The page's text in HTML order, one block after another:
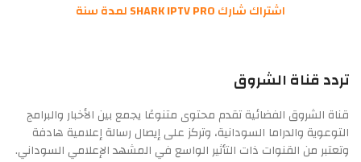
اشتراك شارك SHARK IPTV PRO لمدة سنة
تردد قناة الشروق
قناة الشروق الفضائية تقدم محتوى متنوعًا يجمع بين الأخبار والبرامج
التوعوية والدراما السودانية، وتركز على إيصال رسالة إعلامية هادفة
وتعتبر من القنوات ذات التأثير الواسع في المشهد الإعلامي السوداني.